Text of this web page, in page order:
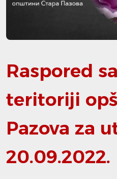
Raspored
teritoriji
Pazova za
20.09.2022.